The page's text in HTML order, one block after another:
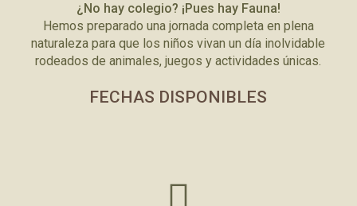
¿No hay colegio? ¡Pues hay Fauna!
Hemos preparado una jornada completa en plena
naturaleza para que los niños vivan un día inolvidable
rodeados de animales, juegos y actividades únicas.
FECHAS DISPONIBLES